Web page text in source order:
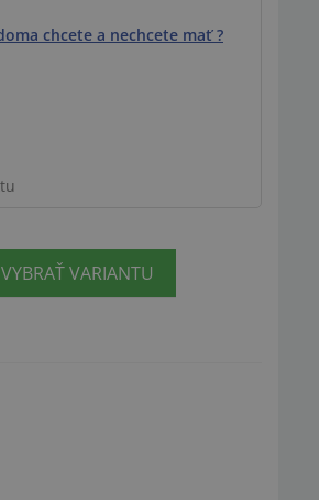
chcete a nechcete mať ?
VYBRAŤ VARIANTU